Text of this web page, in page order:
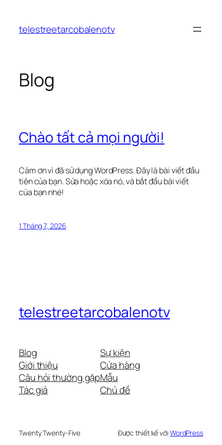
phầntelestreetarcobalenotv
Blog
Chào tất cả mọi người!
Cảm ơn vì đã sử dụng WordPress. Đây là bài viết đầu
tiên của bạn. Sửa hoặc xóa nó, và bắt đầu bài viết
của bạn nhé!
1 Tháng 7, 2026
telestreetarcobalenotv
Blog
Giới thiệu
Câu hỏi thường gặp
Tác giả
Sự kiện
Cửa hàng
Mẫu
Chủ đề
Twenty Twenty-Five Được thiết kế với WordPress